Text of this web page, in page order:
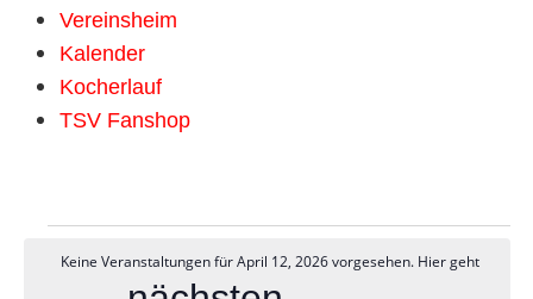
Vereinsheim
Kalender
Kocherlauf
TSV Fanshop
Keine Veranstaltungen für April 12, 2026 vorgesehen. Hier geht